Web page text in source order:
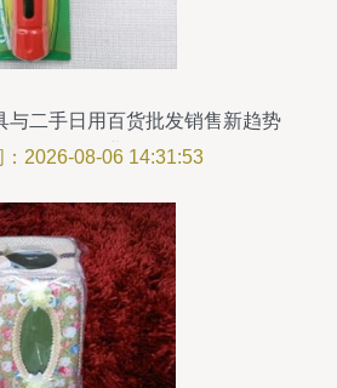
与二手日用百货批发销售新趋势
平台的业务解析
2026-08-06 14:31:53